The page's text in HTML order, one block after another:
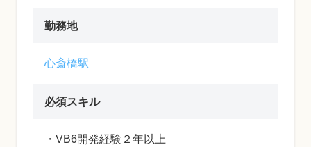
勤務地
心斎橋駅
必須スキル
・VB6開発経験２年以上